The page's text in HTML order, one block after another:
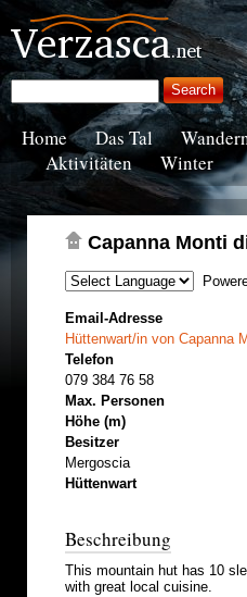
Home Das Tal
Aktivitäten
Winter
Capanna Monti
Email-Adresse
Hüttenwart/in von Capanna
Telefon
079 384 76 58
Max. Personen
Höhe (m)
Besitzer
Mergoscia
Hüttenwart
Beschreibung
This mountain hut has 10
with great local cuisine.